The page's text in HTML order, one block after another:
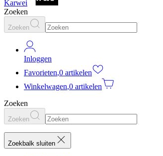
Karwei
Zoeken
Zoeken
Inloggen
Favorieten,0 artikelen
Winkelwagen,0 artikelen
Zoeken
Zoeken
Zoekbalk sluiten